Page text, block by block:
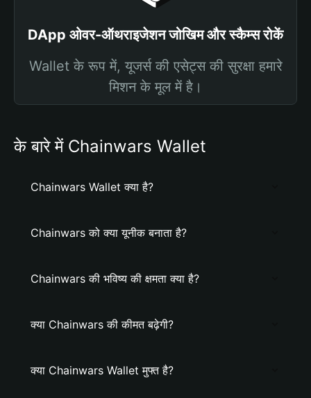
DApp ओवर-ऑथराइजेशन जोखिम और स्कैम्स रोकें
Wallet के रूप में, यूजर्स की एसेट्स की सुरक्षा हमारे
मिशन के मूल में है।
के बारे में Chainwars Wallet
Chainwars Wallet क्या है?
Chainwars को क्या यूनीक बनाता है?
Chainwars की भविष्य की क्षमता क्या है?
क्या Chainwars की कीमत बढ़ेगी?
क्या Chainwars Wallet मुफ्त है?